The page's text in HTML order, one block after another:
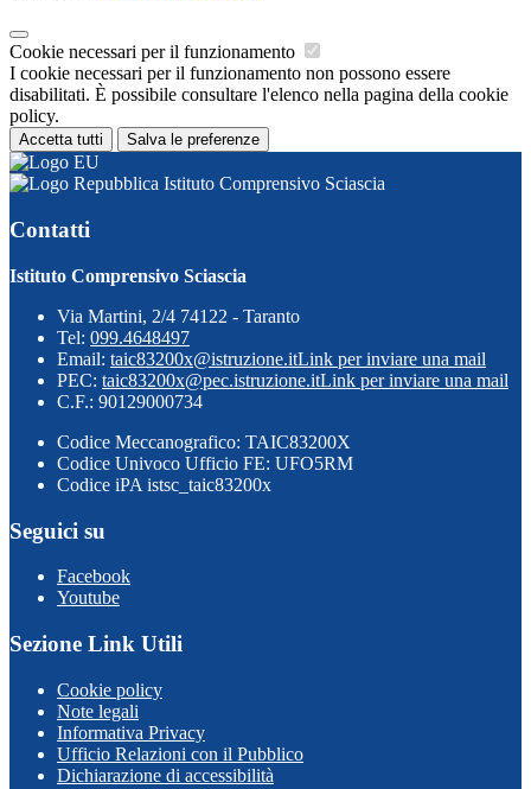
Cookie necessari per il funzionamento
I cookie necessari per il funzionamento non possono essere
disabilitati. È possibile consultare l'elenco nella pagina della cookie
policy.
Accetta tutti Salva le preferenze
Istituto Comprensivo Sciascia
Contatti
Istituto Comprensivo Sciascia
Via Martini, 2/4 74122 - Taranto
Tel: 099.4648497
Email: taic83200x@istruzione.itLink per inviare una mail
PEC: taic83200x@pec.istruzione.itLink per inviare una mail
C.F.: 90129000734
Codice Meccanografico: TAIC83200X
Codice Univoco Ufficio FE: UFO5RM
Codice iPA istsc_taic83200x
Seguici su
Facebook
Youtube
Sezione Link Utili
Cookie policy
Note legali
Informativa Privacy
Ufficio Relazioni con il Pubblico
Dichiarazione di accessibilità